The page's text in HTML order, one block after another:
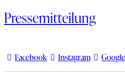
Pressemitteilung
Facebook Instagram Google